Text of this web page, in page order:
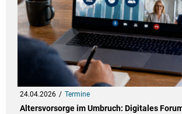
24.04.2026 Termine
Altersvorsorge im Umbruch: Digitales